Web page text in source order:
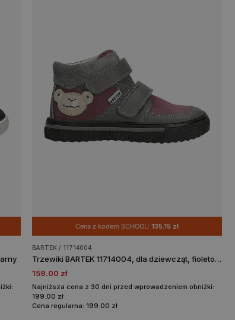
Cena z kodem SCHOOL:135.15 zł
BARTEK / 11714004
Trzewiki BARTEK 11714004, dla dziewcząt, fioletowo-szary
159.00 zł
Najniższa cena z 30 dni przed wprowadzeniem obniżki:
199.00 zł
Cena regularna: 199.00 zł